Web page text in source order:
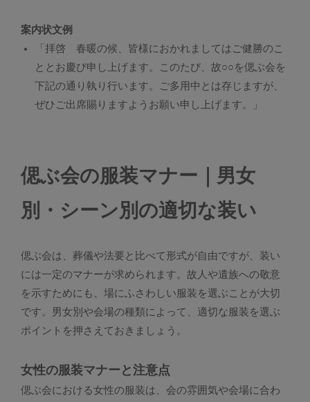
案内状文例
「拝啓 春暖の候、皆様におかれましてはご健勝のこ
ととお慶び申し上げます。このたび、故○○を偲ぶ会を
下記の通り執り行います。ご多用中とは存じますが、
ぜひご出席賜りますようお願い申し上げます。」
偲ぶ会の服装マナー｜男女
別・シーン別の適切な装い
偲ぶ会は、葬儀や法要と比べて形式が自由ですが、装い
には一定のマナーが求められます。故人や遺族への敬意
を示すためにも、場にふさわしい服装を選ぶことが大切
です。男女別や会場の種類によって、適切な服装を選ぶ
ポイントを押さえておきましょう。
女性の服装マナーと注意点
偲ぶ会における女性の服装は、会の雰囲気や会場に合わ